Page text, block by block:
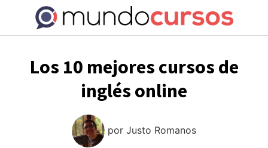
contenido
Los 10 mejores cursos de
inglés online
por Justo Romanos